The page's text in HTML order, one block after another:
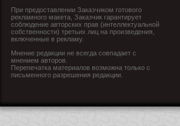
При предоставлении Заказчиком готового
рекламного макета, Заказчик гарантирует
соблюдение авторских прав (интеллектуальной
собственности) третьих лиц на произведения,
включенные в рекламу.
Мнение редакции не всегда совпадает с
мнением авторов.
Перепечатка материалов возможна только с
письменного разрешения редакции.